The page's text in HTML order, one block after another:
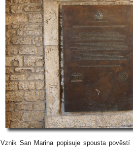
Vznik San Marina popisuje spousta